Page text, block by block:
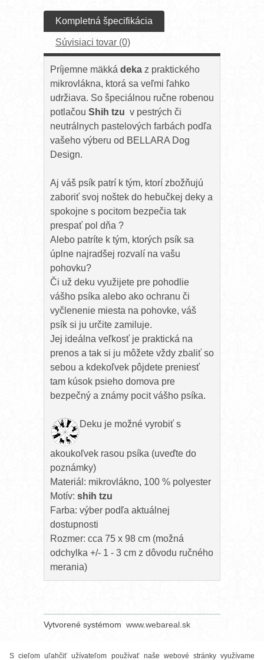
S cieľom uľahčiť užívateľom používať naše webové stránky využívame
Kompletná špecifikácia
Súvisiaci tovar (0)
Príjemne mäkká deka z praktického
mikrovlákna, ktorá sa veľmi ľahko
udržiava. So špeciálnou ručne robenou
potlačou Shih tzu v pestrých či
neutrálnych pastelových farbách podľa
vašeho výberu od BELLARA Dog
Design.
Aj váš psík patrí k tým, ktorí zbožňujú
zaboriť svoj noštek do hebučkej deky a
spokojne s pocitom bezpečia tak
prespať pol dňa ?
Alebo patríte k tým, ktorých psík sa
úplne najradšej rozvalí na vašu
pohovku?
Či už deku využijete pre pohodlie
vášho psíka alebo ako ochranu či
vyčlenenie miesta na pohovke, váš
psík si ju určite zamiluje.
Jej ideálna veľkosť je praktická na
prenos a tak si ju môžete vždy zbaliť so
sebou a kdekoľvek pôjdete preniesť
tam kúsok psieho domova pre
bezpečný a známy pocit vášho psíka.
Deku je možné vyrobiť s
akoukoľvek rasou psíka (uveďte do
poznámky)
Materiál: mikrovlákno, 100 % polyester
Motív: shih tzu
Farba: výber podľa aktuálnej
dostupnosti
Rozmer: cca 75 x 98 cm (možná
odchylka +/- 1 - 3 cm z dôvodu ručného
merania)
Vytvorené systémom www.webareal.sk